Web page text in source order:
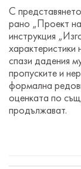
С
рано „Проект
инструкция
спази дадения
пропуските и
формална
оценката по
продължават.